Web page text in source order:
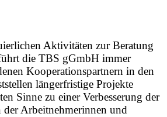
Aktivitäten zur Beratung
die TBS gGmbH immer
Kooperationspartnern in den
längerfristige Projekte
Sinne zu einer Verbesserung der
Arbeitnehmerinnen und